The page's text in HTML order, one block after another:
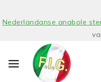
Nederlandanse anabole